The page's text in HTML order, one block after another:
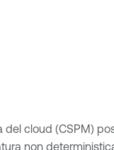
cloud (CSPM)
non